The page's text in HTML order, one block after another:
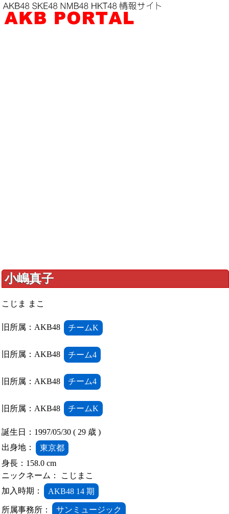
小嶋真子
こじま まこ
旧所属：AKB48 チームK
旧所属：AKB48 チーム4
旧所属：AKB48 チーム4
旧所属：AKB48 チームK
誕生日：1997/05/30 ( 29 歳 )
出身地：
東京都
身長：158.0 cm
ニックネーム： こじまこ
加入時期：
AKB48 14 期
所属事務所： サンミュージック